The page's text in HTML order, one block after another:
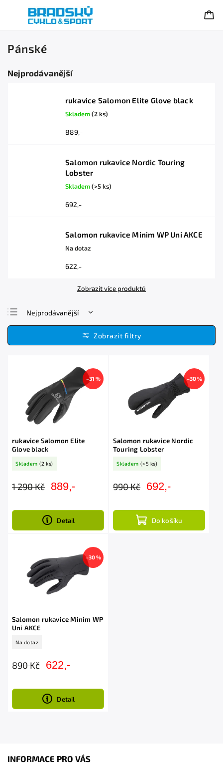
Pánské
Nejprodávanější
rukavice Salomon Elite Glove black
Skladem(2 ks)
889,-
Salomon rukavice Nordic Touring
Lobster
Skladem(>5 ks)
692,-
Salomon rukavice Minim WP Uni AKCE
Na dotaz
622,-
Zobrazit více produktů
Nejprodávanější
Nejlevnější
Nejdražší
–31 %
rukavice Salomon Elite
Glove black
Skladem (2 ks)
1 290 Kč 889,-
Detail
–30 %
Salomon rukavice Nordic
Touring Lobster
Skladem (>5 ks)
990 Kč 692,-
Do košíku
–30 %
Salomon rukavice Minim WP
Uni AKCE
Na dotaz
890 Kč 622,-
Detail
INFORMACE PRO VÁS